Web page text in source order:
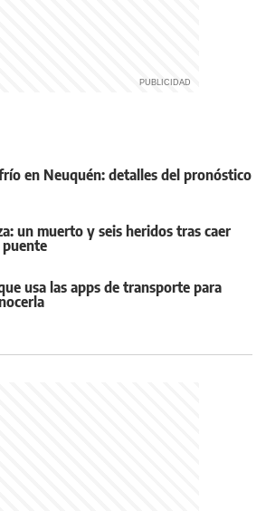
en Neuquén: detalles del pronóstico
un muerto y seis heridos tras caer
usa las apps de transporte para